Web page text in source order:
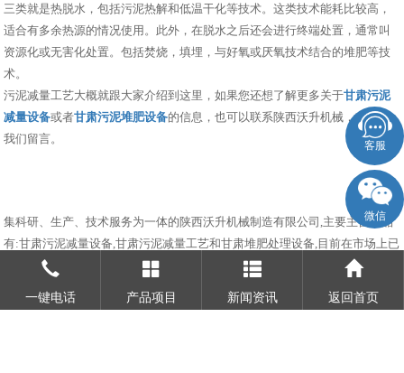
三类就是热脱水，包括污泥热解和低温干化等技术。这类技术能耗比较高，
适合有多余热源的情况使用。此外，在脱水之后还会进行终端处置，通常叫
资源化或无害化处置。包括焚烧，填埋，与好氧或厌氧技术结合的堆肥等技
术。
污泥减量工艺大概就跟大家介绍到这里，如果您还想了解更多关于甘肃污泥
减量设备或者甘肃污泥堆肥设备的信息，也可以联系陕西沃升机械，或者给
我们留言。
集科研、生产、技术服务为一体的陕西沃升机械制造有限公司,主要主营产品
有:甘肃污泥减量设备,甘肃污泥减量工艺和甘肃堆肥处理设备,目前在市场上已
经拥有较大规模和发展。
上一条：甘肃污泥减量设备常见问题
一键电话 产品项目 新闻资讯 返回首页
客服
微信